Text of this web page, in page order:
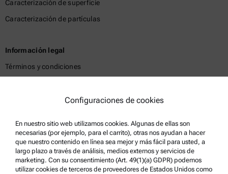
Caracterización de superficie
Caracterización de partículas
Información legal
Términos y condiciones
Política de privacidad
Condiciones de uso
Marcas comerciales
Sistema de denuncia de irregularidades
Configuraciones de cookies
En nuestro sitio web utilizamos cookies. Algunas de ellas son
necesarias (por ejemplo, para el carrito), otras nos ayudan a hacer
que nuestro contenido en línea sea mejor y más fácil para usted, a
largo plazo a través de análisis, medios externos y servicios de
marketing. Con su consentimiento (Art. 49(1)(a) GDPR) podemos
utilizar cookies de terceros de proveedores de Estados Unidos como